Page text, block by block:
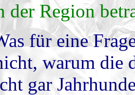
der Region
für eine
warum die
gar